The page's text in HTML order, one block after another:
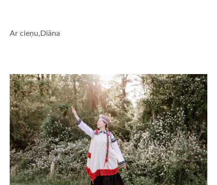
Ar cieņu,Diāna